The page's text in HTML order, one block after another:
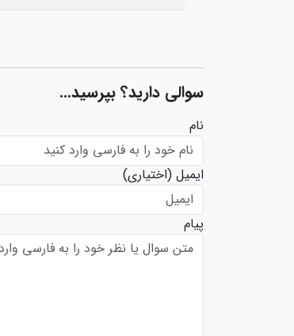
سوالی دارید؟ بپرسید...
نام
ایمیل (اختیاری)
پیام